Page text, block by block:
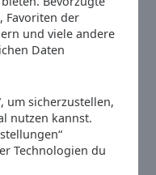
Favoriten der
und viele andere
Daten
um sicherzustellen,
nutzen kannst.
Technologien du
az autóban
hallgattam.
vagyok sokat